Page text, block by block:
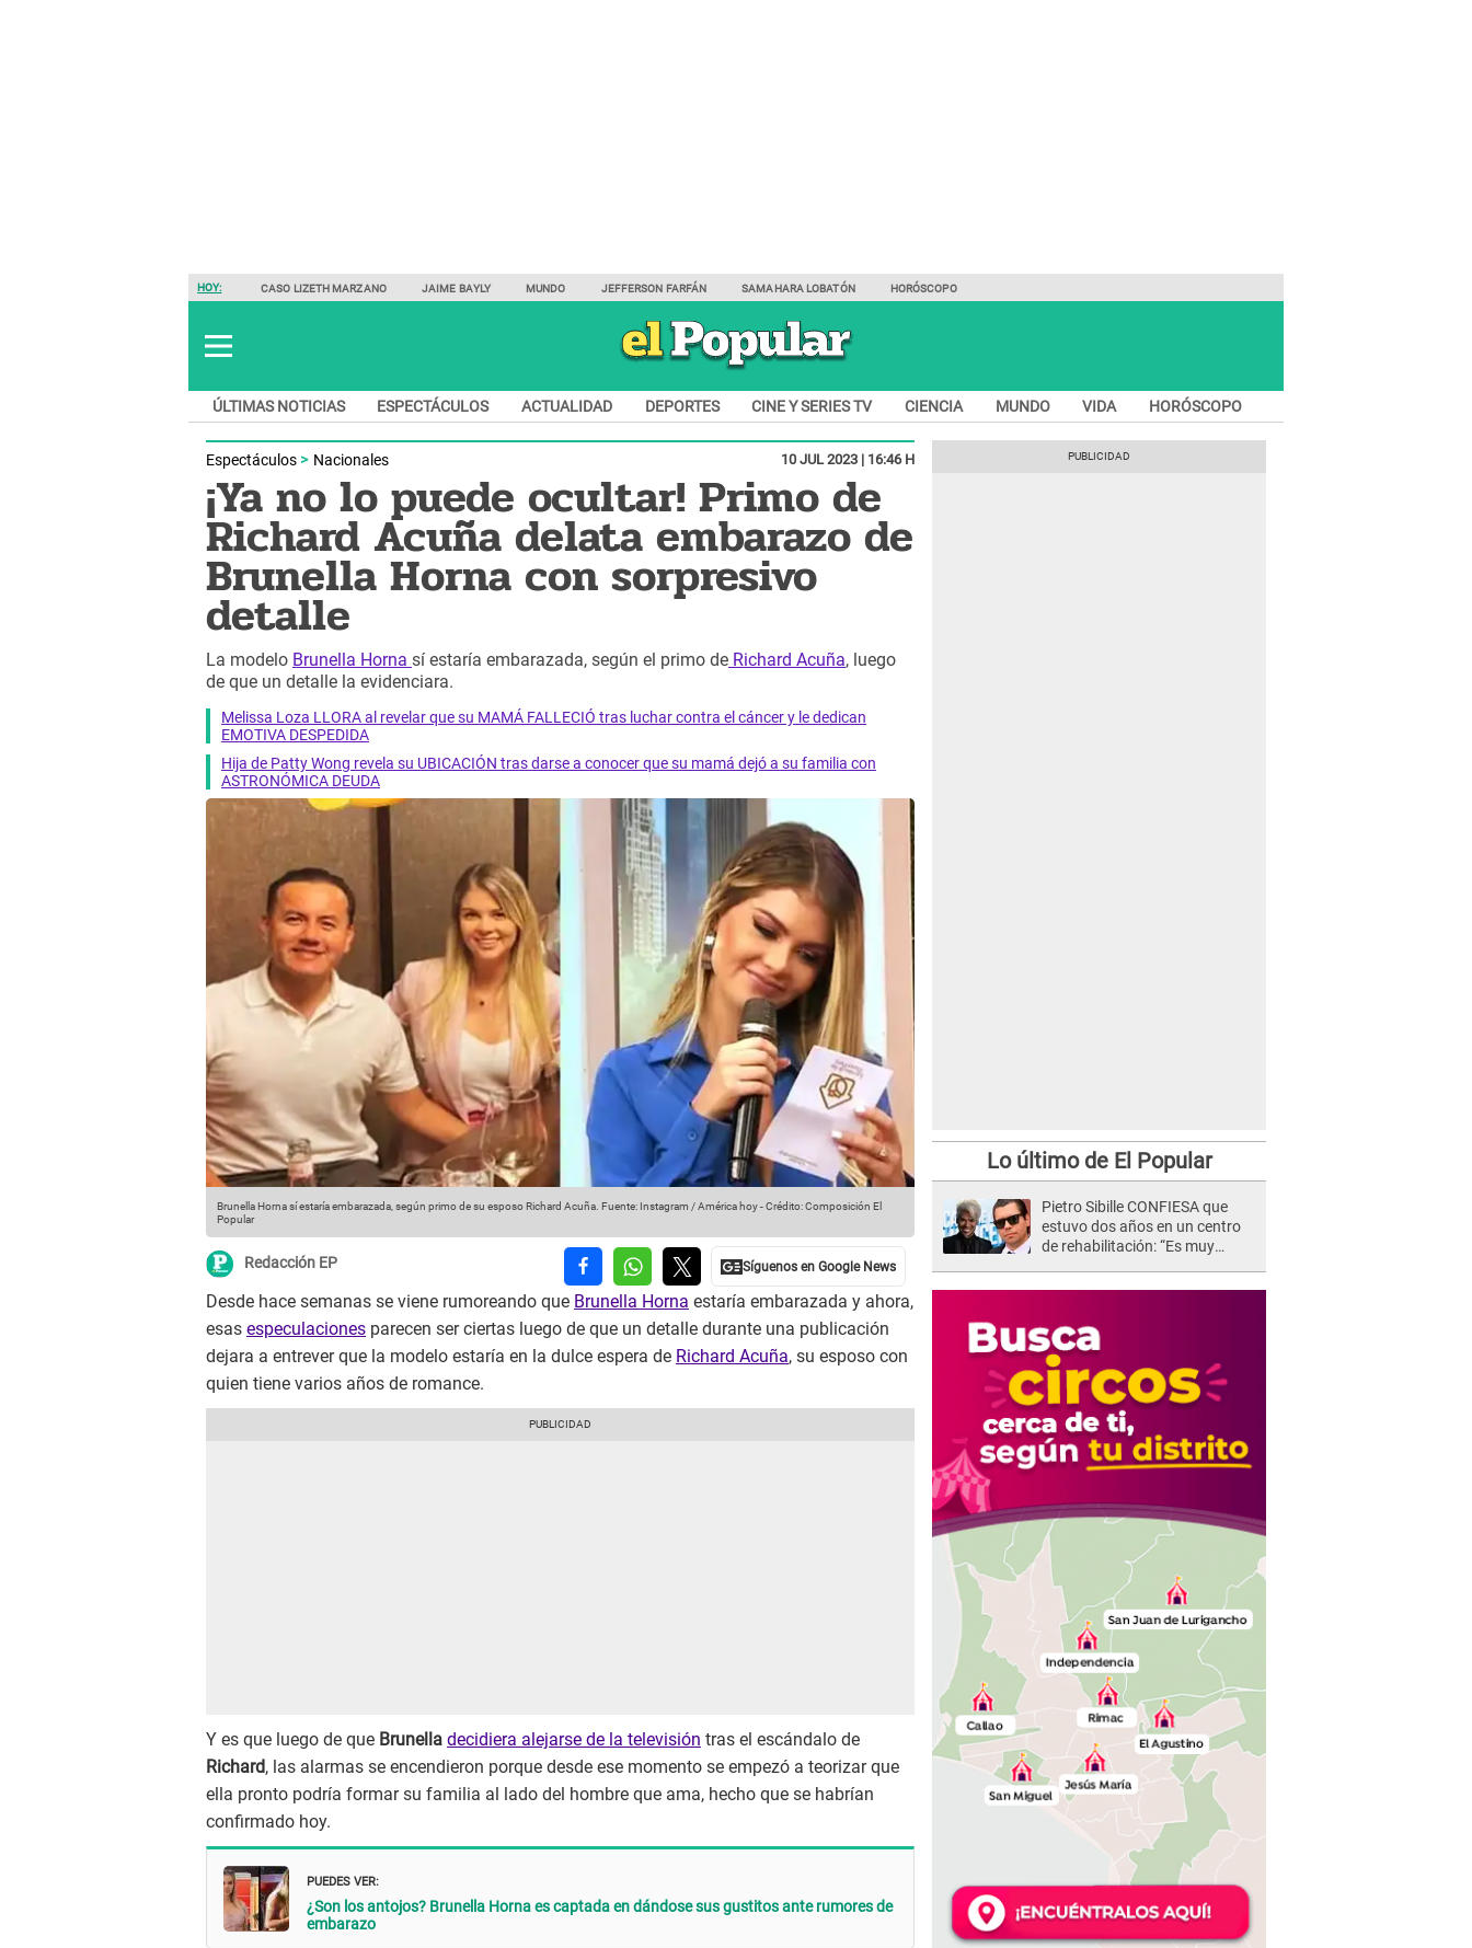
HOY: CASO LIZETH MARZANO JAIME BAYLY MUNDO JEFFERSON FARFÁN SAMAHARA LOBATÓN HORÓSCOPO
ÚLTIMAS NOTICIAS ESPECTÁCULOS ACTUALIDAD DEPORTES CINE Y SERIES TV CIENCIA MUNDO VIDA HORÓSCOPO
Espectáculos Nacionales 10 JUL 2023 | 16:46 H
¡Ya no lo puede ocultar! Primo de
Richard Acuña delata embarazo de
Brunella Horna con sorpresivo
detalle
La modelo Brunella Horna sí estaría embarazada, según el primo de Richard Acuña, luego
de que un detalle la evidenciara.
Melissa Loza LLORA al revelar que su MAMÁ FALLECIÓ tras luchar contra el cáncer y le dedican
EMOTIVA DESPEDIDA
Hija de Patty Wong revela su UBICACIÓN tras darse a conocer que su mamá dejó a su familia con
ASTRONÓMICA DEUDA
Brunella Horna sí estaría embarazada, según primo de su esposo Richard Acuña. Fuente: Instagram / América hoy-Crédito: Composición El
Popular
Redacción EP
Desde hace semanas se viene rumoreando que Brunella Horna estaría embarazada y ahora,
esas especulaciones parecen ser ciertas luego de que un detalle durante una publicación
dejara a entrever que la modelo estaría en la dulce espera de Richard Acuña, su esposo con
quien tiene varios años de romance.
Y es que luego de que Brunella decidiera alejarse de la televisión tras el escándalo de
Richard, las alarmas se encendieron porque desde ese momento se empezó a teorizar que
ella pronto podría formar su familia al lado del hombre que ama, hecho que se habrían
confirmado hoy.
PUEDES VER:
¿Son los antojos? Brunella Horna es captada en dándose sus gustitos ante rumores de
embarazo
Lo último de El Popular
Pietro Sibille CONFIESA que
estuvo dos años en un centro
de rehabilitación: “Es muy